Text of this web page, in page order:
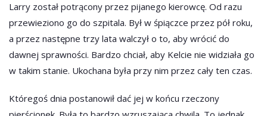
Larry został potrącony przez pijanego kierowcę. Od razu
przewieziono go do szpitala. Był w śpiączce przez pół roku,
a przez następne trzy lata walczył o to, aby wrócić do
dawnej sprawności. Bardzo chciał, aby Kelcie nie widziała go
w takim stanie. Ukochana była przy nim przez cały ten czas.
Któregoś dnia postanowił dać jej w końcu rzeczony